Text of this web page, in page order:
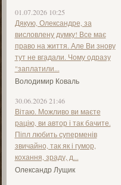
01.07.2026 10:25
Дякую, Олександре, за
висловлену думку! Все має
право на життя. Але Ви знову
тут не вгадали. Чому одразу
"заплатили...
Володимир Коваль
30.06.2026 21:46
Вітаю. Можливо ви маєте
рацію, ви автор і так бачите.
Піпл любить суперменів
звичайно, так як і гумор,
кохання, зраду, д...
Олександр Лущик